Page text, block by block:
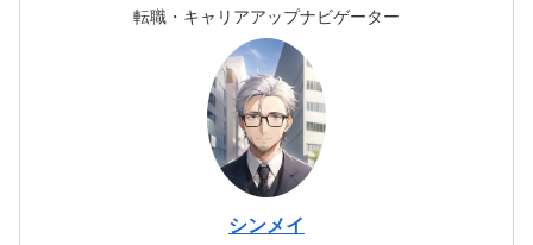
転職・キャリアアップナビゲーター
シンメイ